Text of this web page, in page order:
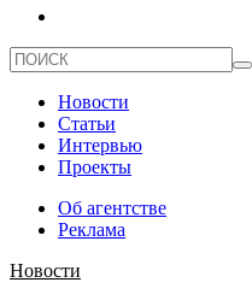
Новости
Статьи
Интервью
Проекты
Об агентстве
Реклама
Новости